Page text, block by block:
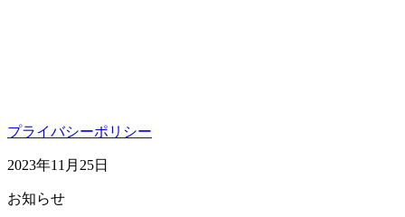
プライバシーポリシー
2023年11月25日
お知らせ